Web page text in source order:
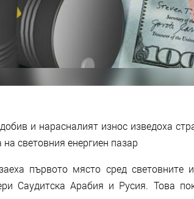
и нарасналият износ изведоха
световния енергиен пазар
първото място сред световните
Саудитска Арабия и Русия. Това